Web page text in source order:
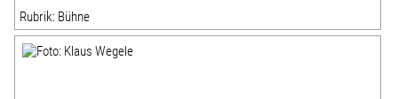
Rubrik: Bühne